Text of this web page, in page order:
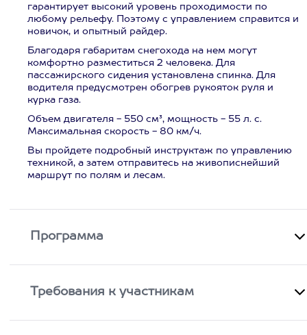
гарантирует высокий уровень проходимости по
любому рельефу. Поэтому с управлением справится и
новичок, и опытный райдер.
Благодаря габаритам снегохода на нем могут
комфортно разместиться 2 человека. Для
пассажирского сидения установлена спинка. Для
водителя предусмотрен обогрев рукояток руля и
курка газа.
Объем двигателя - 550 см³, мощность - 55 л. с.
Максимальная скорость - 80 км/ч.
Вы пройдете подробный инструктаж по управлению
техникой, а затем отправитесь на живописнейший
маршрут по полям и лесам.
Программа
Требования к участникам